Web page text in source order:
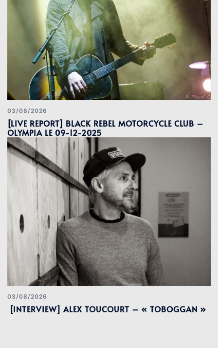
03/08/2026
[LIVE REPORT] BLACK REBEL MOTORCYCLE CLUB –
OLYMPIA LE 09-12-2025
03/08/2026
[INTERVIEW] ALEX TOUCOURT – « TOBOGGAN »